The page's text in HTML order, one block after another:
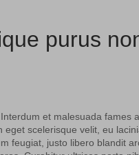
purus
et malesuada fames
eget scelerisque velit, eu
feugiat, justo libero blandit